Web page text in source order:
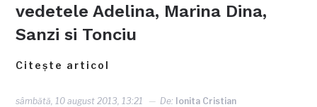
vedetele Adelina, Marina Dina,
Sanzi si Tonciu
Citește articol
sâmbătă, 10 august 2013, 13:21 De: Ionita Cristian